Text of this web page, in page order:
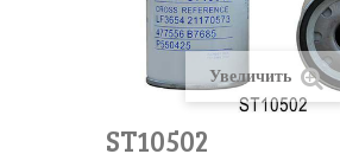
Увеличить
ST10502